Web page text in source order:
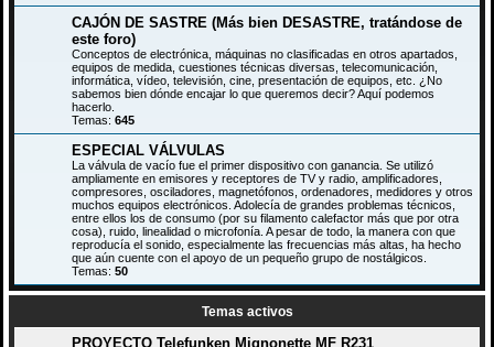
CAJÓN DE SASTRE (Más bien DESASTRE, tratándose de
este foro)
Conceptos de electrónica, máquinas no clasificadas en otros apartados,
equipos de medida, cuestiones técnicas diversas, telecomunicación,
informática, vídeo, televisión, cine, presentación de equipos, etc. ¿No
sabemos bien dónde encajar lo que queremos decir? Aquí podemos
hacerlo.
Temas: 645
ESPECIAL VÁLVULAS
La válvula de vacío fue el primer dispositivo con ganancia. Se utilizó
ampliamente en emisores y receptores de TV y radio, amplificadores,
compresores, osciladores, magnetófonos, ordenadores, medidores y otros
muchos equipos electrónicos. Adolecía de grandes problemas técnicos,
entre ellos los de consumo (por su filamento calefactor más que por otra
cosa), ruido, linealidad o microfonía. A pesar de todo, la manera con que
reproducía el sonido, especialmente las frecuencias más altas, ha hecho
que aún cuente con el apoyo de un pequeño grupo de nostálgicos.
Temas: 50
Temas activos
PROYECTO Telefunken Mignonette MF R231